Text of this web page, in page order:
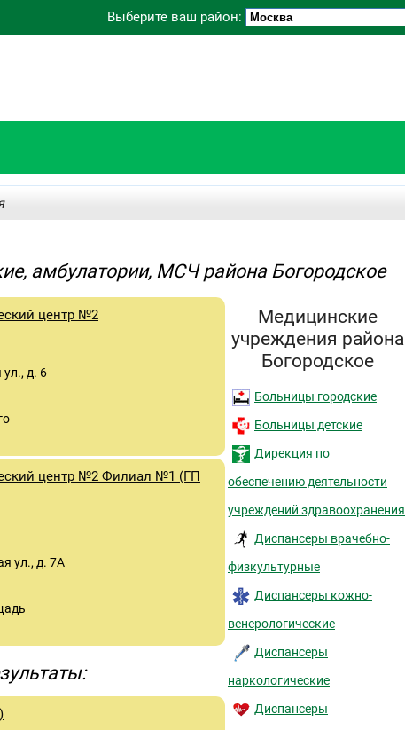
Выберите ваш район:
амбулатории, МСЧ района Богородское
центр №2
д. 6
центр №2 Филиал №1 (ГП
ул., д. 7А
Медицинские
учреждения района
Богородское
Больницы городские
Больницы детские
Дирекция по
обеспечению деятельности
учреждений здравоохранения
Диспансеры врачебно-
физкультурные
Диспансеры кожно-
венерологические
Диспансеры
наркологические
Диспансеры